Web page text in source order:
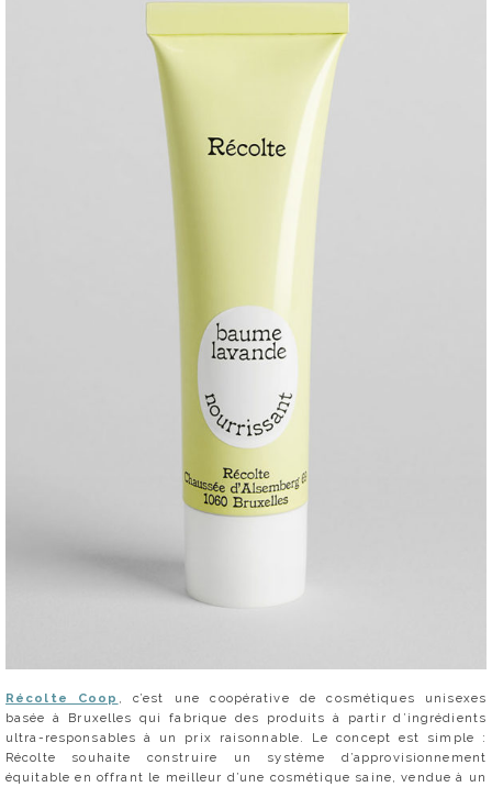
Récolte Coop
, c’est une coopérative de cosmétiques unisexes
basée à Bruxelles qui fabrique des produits à partir d’ingrédients
ultra-responsables à un prix raisonnable. Le concept est simple :
Récolte souhaite construire un système d’approvisionnement
équitable en offrant le meilleur d’une cosmétique saine, vendue à un